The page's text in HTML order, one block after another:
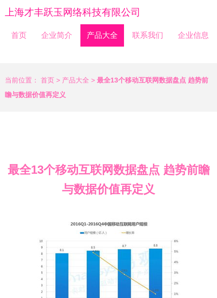
上海才丰跃玉网络科技有限公司
首页 企业简介 产品大全 联系我们 企业信息
当前位置： 首页 > 产品大全 > 最全13个移动互联网数据盘点 趋势前
瞻与数据价值再定义
最全13个移动互联网数据盘点 趋势前瞻
与数据价值再定义